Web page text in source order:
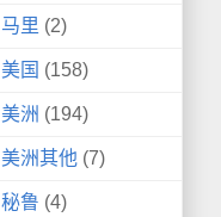
马里 (2)
美国 (158)
美洲 (194)
美洲其他 (7)
秘鲁 (4)